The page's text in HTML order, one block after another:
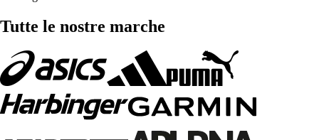
Tutte le nostre marche